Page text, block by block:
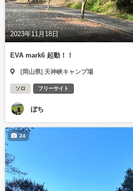
2023年11月18日
EVA mark6 起動！！
[岡山県] 天神峡キャンプ場
ソロ フリーサイト
ぼち
24